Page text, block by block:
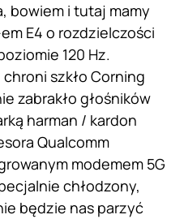
bowiem i tutaj mamy
E4 o rozdzielczości
120 Hz.
szkło Corning
zabrakło głośników
harman / kardon
Qualcomm
modemem 5G
chłodzony,
będzie nas parzyć